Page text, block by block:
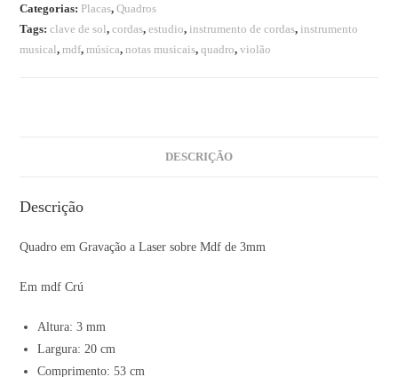
Categorias: Placas,Quadros
Tags:clave de sol,cordas,estudio, instrumento de cordas, instrumento
musical,mdf,música,notas musicais,quadro,violão
DESCRIÇÃO
Descrição
Quadro em Gravação a Laser sobre Mdf de 3mm
Em mdf Crú
Altura: 3 mm
Largura: 20 cm
Comprimento: 53 cm